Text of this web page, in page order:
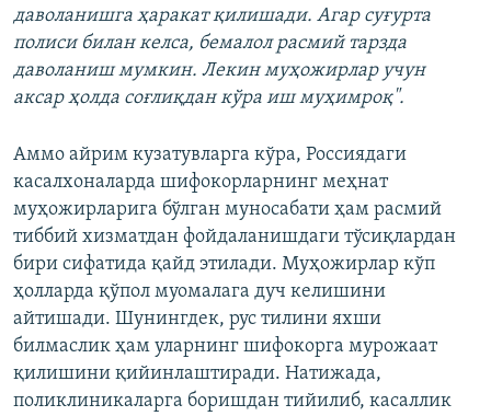
даволанишга ҳаракат қилишади. Агар суғурта
полиси билан келса, бемалол расмий тарзда
даволаниш мумкин. Лекин муҳожирлар учун
аксар ҳолда соғлиқдан кўра иш муҳимроқ".
Аммо айрим кузатувларга кўра, Россиядаги
касалхоналарда шифокорларнинг меҳнат
муҳожирларига бўлган муносабати ҳам расмий
тиббий хизматдан фойдаланишдаги тўсиқлардан
бири сифатида қайд этилади. Муҳожирлар кўп
ҳолларда қўпол муомалага дуч келишини
айтишади. Шунингдек, рус тилини яхши
билмаслик ҳам уларнинг шифокорга мурожаат
қилишини қийинлаштиради. Натижада,
поликлиникаларга боришдан тийилиб, касаллик